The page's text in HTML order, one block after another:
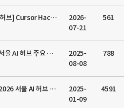
[소식][서울 AI 허브] Cursor Hackathon Seoul vol.3 성황리 종료 (67명의 AI 빌더와 함께한 현장)
2026-
07-21
561
[서울 AI 허브] 서울 AI 허브 주요 소식 실시간 수신을 위한 공식 인스타그램 안내
2025-
08-08
788
[서울 AI 허브] 2026 서울 AI 허브 입주 및 멤버십기업 기사 보도 지원 신청(~2026년 12월)
2025-
01-09
4591